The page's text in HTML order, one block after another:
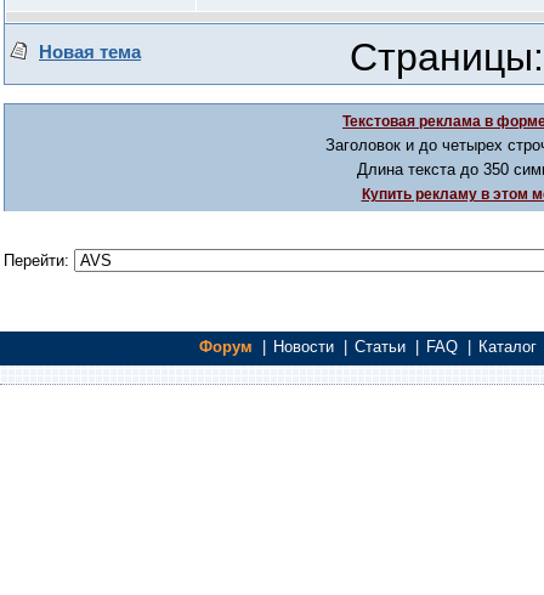
Новая тема Страницы:
Текстовая реклама в
Заголовок и до четырех
Длина текста до 350
Купить рекламу в этом
Перейти:
Форум Новости Статьи FAQ Каталог